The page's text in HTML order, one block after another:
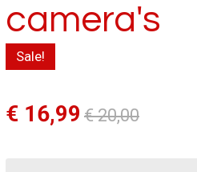
camera's
Sale!
€ 16,99 € 20,00